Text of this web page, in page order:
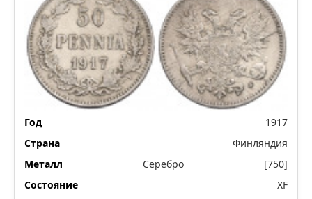
1917
Финляндия
Серебро
[750]
XF